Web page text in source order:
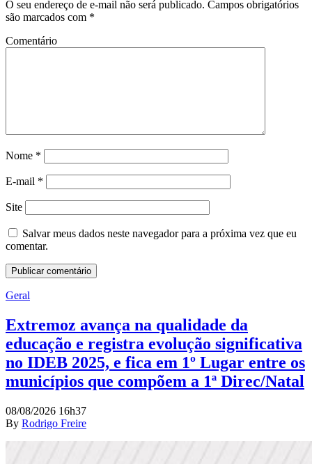
O seu endereço de e-mail não será publicado. Campos obrigatórios
são marcados com *
Comentário
Nome *
E-mail *
Site
Salvar meus dados neste navegador para a próxima vez que eu
comentar.
Geral
Extremoz avança na qualidade da
educação e registra evolução significativa
no IDEB 2025, e fica em 1º Lugar entre os
municípios que compõem a 1ª Direc/Natal
08/08/2026 16h37
By Rodrigo Freire